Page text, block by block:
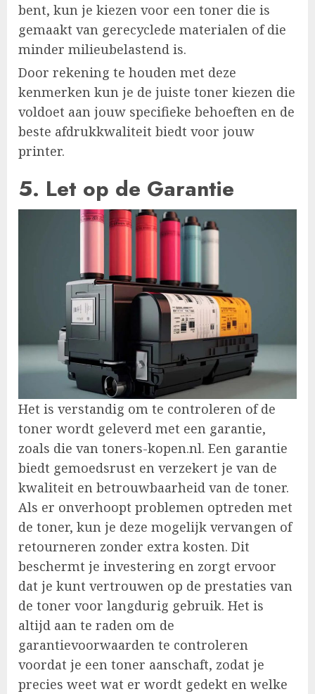
bent, kun je kiezen voor een toner die is
gemaakt van gerecyclede materialen of die
minder milieubelastend is.
Door rekening te houden met deze
kenmerken kun je de juiste toner kiezen die
voldoet aan jouw specifieke behoeften en de
beste afdrukkwaliteit biedt voor jouw
printer.
5. Let op de Garantie
Het is verstandig om te controleren of de
toner wordt geleverd met een garantie,
zoals die van toners-kopen.nl. Een garantie
biedt gemoedsrust en verzekert je van de
kwaliteit en betrouwbaarheid van de toner.
Als er onverhoopt problemen optreden met
de toner, kun je deze mogelijk vervangen of
retourneren zonder extra kosten. Dit
beschermt je investering en zorgt ervoor
dat je kunt vertrouwen op de prestaties van
de toner voor langdurig gebruik. Het is
altijd aan te raden om de
garantievoorwaarden te controleren
voordat je een toner aanschaft, zodat je
precies weet wat er wordt gedekt en welke